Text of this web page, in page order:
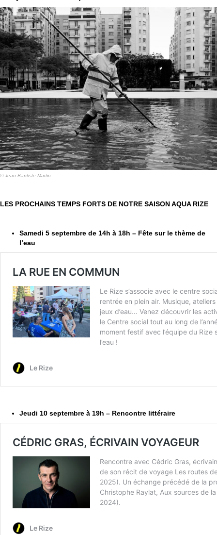
© Jean-Baptiste Martin
LES PROCHAINS TEMPS FORTS DE NOTRE SAISON AQUA RIZE
Samedi 5 septembre de 14h à 18h – Fête sur le thème de
l’eau
Jeudi 10 septembre à 19h – Rencontre littéraire